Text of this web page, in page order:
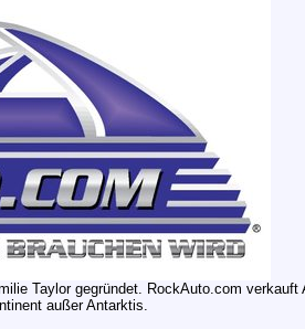
Taylor gegründet. RockAuto.com
außer Antarktis.